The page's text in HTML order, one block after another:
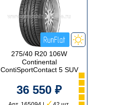
275/40 R20 106W
Continental
ContiSportContact 5 SUV
36 550 ₽